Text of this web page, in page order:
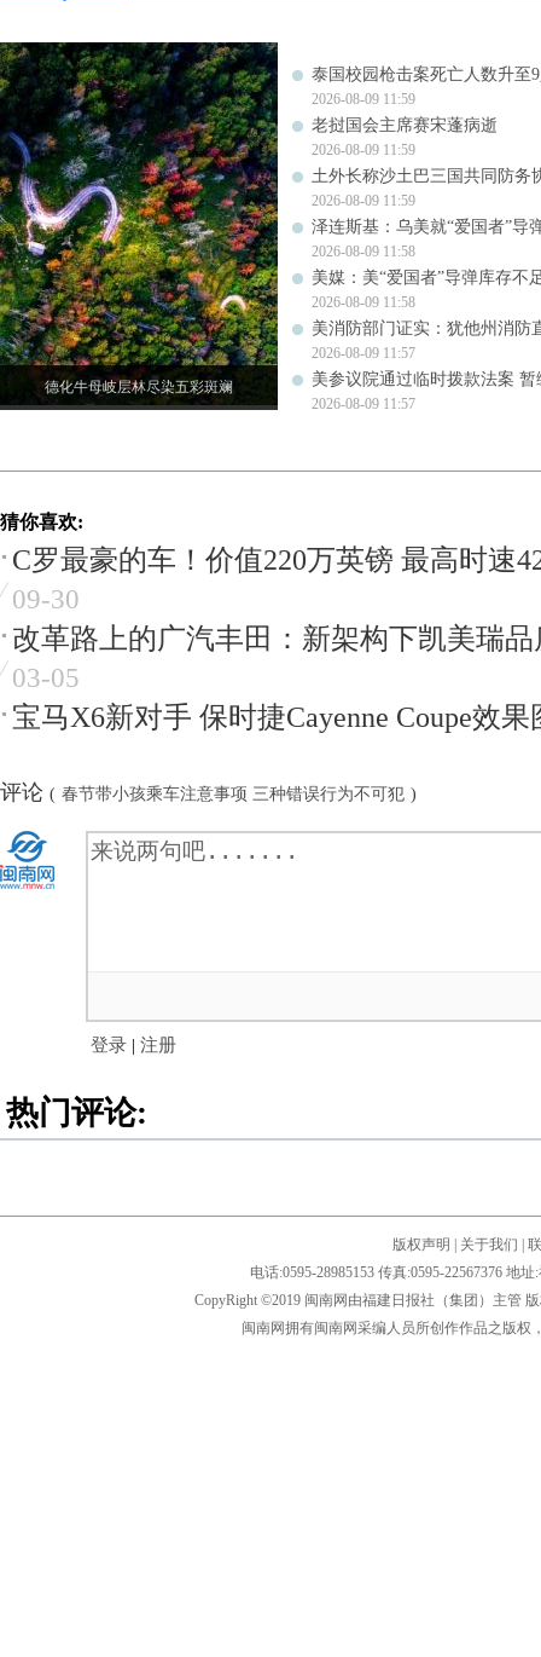
德化牛母岐层林尽染五彩斑斓
泰国校园枪击案死亡人数升至
2026-08-09 11:59
老挝国会主席赛宋蓬病逝
2026-08-09 11:59
土外长称沙土巴三国共同防务
2026-08-09 11:59
泽连斯基：乌美就“爱国者”导
2026-08-09 11:58
美媒：美“爱国者”导弹库存不
2026-08-09 11:58
美消防部门证实：犹他州消防
2026-08-09 11:57
美参议院通过临时拨款法案 暂
2026-08-09 11:57
猜你喜欢:
C罗最豪的车！价值220万英镑 最高时速
09-30
改革路上的广汽丰田：新架构下凯美瑞
03-05
宝马X6新对手 保时捷Cayenne Coupe效果
评论 ( 春节带小孩乘车注意事项 三种错误行为不可犯 )
登录 | 注册
热门评论:
版权声明 关于我们
电话:0595-28985153 传真:0595-22567376 地
CopyRight ©2019 闽南网由福建日报社（集团）主管
闽南网拥有闽南网采编人员所创作作品之版